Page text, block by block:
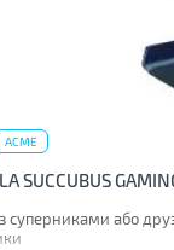
ACME
SUCCUBUS
суперниками або